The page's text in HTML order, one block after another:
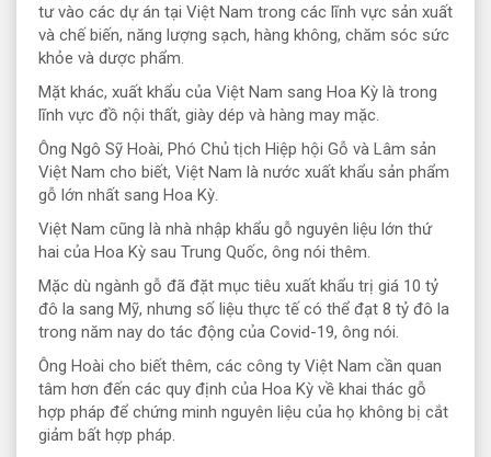
tư vào các dự án tại Việt Nam trong các lĩnh vực sản xuất
và chế biến, năng lượng sạch, hàng không, chăm sóc sức
khỏe và dược phẩm.
Mặt khác, xuất khẩu của Việt Nam sang Hoa Kỳ là trong
lĩnh vực đồ nội thất, giày dép và hàng may mặc.
Ông Ngô Sỹ Hoài, Phó Chủ tịch Hiệp hội Gỗ và Lâm sản
Việt Nam cho biết, Việt Nam là nước xuất khẩu sản phẩm
gỗ lớn nhất sang Hoa Kỳ.
Việt Nam cũng là nhà nhập khẩu gỗ nguyên liệu lớn thứ
hai của Hoa Kỳ sau Trung Quốc, ông nói thêm.
Mặc dù ngành gỗ đã đặt mục tiêu xuất khẩu trị giá 10 tỷ
đô la sang Mỹ, nhưng số liệu thực tế có thể đạt 8 tỷ đô la
trong năm nay do tác động của Covid-19, ông nói.
Ông Hoài cho biết thêm, các công ty Việt Nam cần quan
tâm hơn đến các quy định của Hoa Kỳ về khai thác gỗ
hợp pháp để chứng minh nguyên liệu của họ không bị cắt
giảm bất hợp pháp.